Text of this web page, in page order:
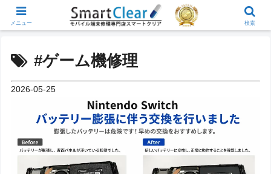
#ゲーム機修理
2026-05-25
メニュー 検索